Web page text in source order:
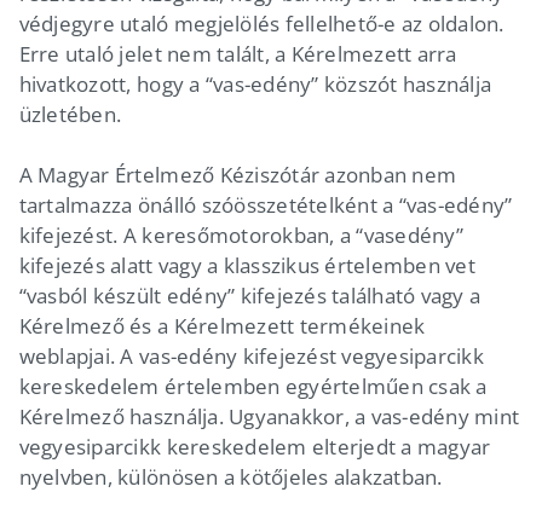
védjegyre utaló megjelölés fellelhető-e az oldalon.
Erre utaló jelet nem talált, a Kérelmezett arra
hivatkozott, hogy a “vas-edény” közszót használja
üzletében.
A Magyar Értelmező Kéziszótár azonban nem
tartalmazza önálló szóösszetételként a “vas-edény”
kifejezést. A keresőmotorokban, a “vasedény”
kifejezés alatt vagy a klasszikus értelemben vet
“vasból készült edény” kifejezés található vagy a
Kérelmező és a Kérelmezett termékeinek
weblapjai. A vas-edény kifejezést vegyesiparcikk
kereskedelem értelemben egyértelműen csak a
Kérelmező használja. Ugyanakkor, a vas-edény mint
vegyesiparcikk kereskedelem elterjedt a magyar
nyelvben, különösen a kötőjeles alakzatban.